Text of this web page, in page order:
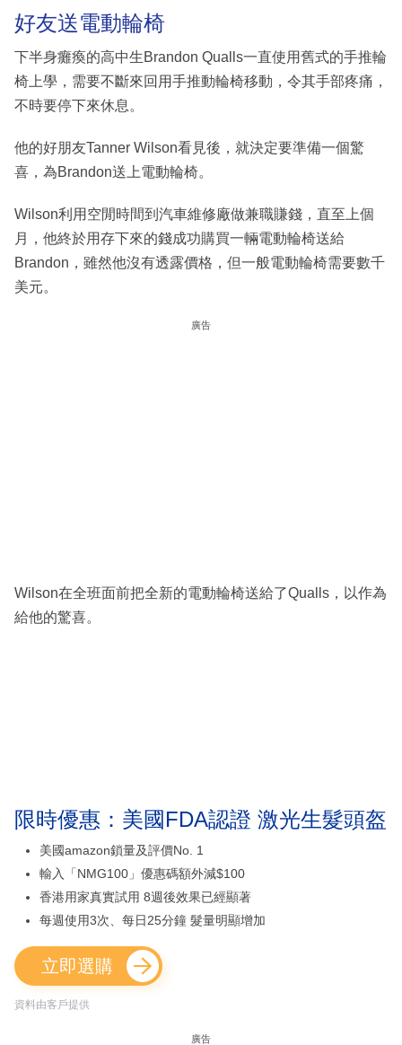
好友送電動輪椅
下半身癱瘓的高中生Brandon Qualls一直使用舊式的手推輪
椅上學，需要不斷來回用手推動輪椅移動，令其手部疼痛，
不時要停下來休息。
他的好朋友Tanner Wilson看見後，就決定要準備一個驚
喜，為Brandon送上電動輪椅。
Wilson利用空閒時間到汽車維修廠做兼職賺錢，直至上個
月，他終於用存下來的錢成功購買一輛電動輪椅送給
Brandon，雖然他沒有透露價格，但一般電動輪椅需要數千
美元。
廣告
Wilson在全班面前把全新的電動輪椅送給了Qualls，以作為
給他的驚喜。
限時優惠：美國FDA認證 激光生髮頭盔
美國amazon鎖量及評價No. 1
輸入「NMG100」優惠碼額外減$100
香港用家真實試用 8週後效果已經顯著
每週使用3次、每日25分鐘 髮量明顯增加
立即選購
資料由客戶提供
廣告